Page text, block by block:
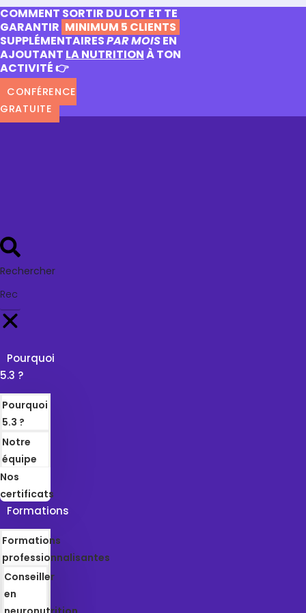
COMMENT SORTIR DU LOT ET TE
GARANTIR MINIMUM 5 CLIENTS
SUPPLÉMENTAIRESPAR MOISEN
AJOUTANT LA NUTRITIONÀ TON
ACTIVITÉ 👉
CONFÉRENCE
GRATUITE
Rechercher
Pourquoi
5.3 ?
Pourquoi
5.3 ?
Notre
équipe
Nos
certificats
Formations
Formations
professionnalisantes
Conseiller
en